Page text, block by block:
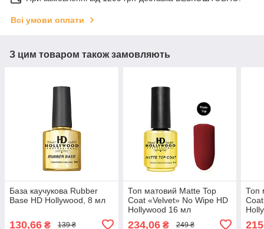
Всі умови оплати
З цим товаром також замовляють
База каучукова Rubber
Base HD Hollywood, 8 мл
130,66 ₴ 139 ₴
Топ матовий Matte Top
Coat «Velvet» No Wipe HD
Hollywood 16 мл
234,06₴ 249 ₴
Топ